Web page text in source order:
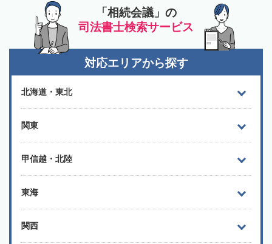
「相続会議」の
司法書士検索サービス
対応エリアから探す
北海道・東北
関東
甲信越・北陸
東海
関西